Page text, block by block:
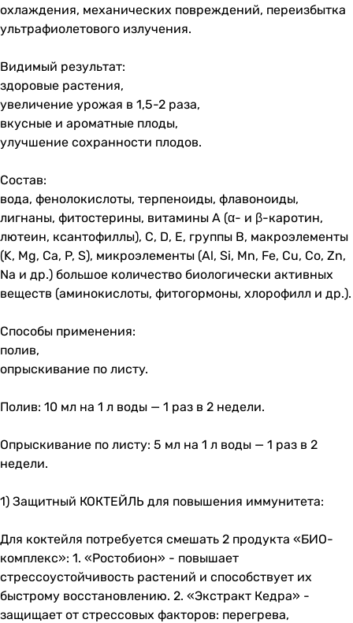
охлаждения, механических повреждений, переизбытка
ультрафиолетового излучения.
Видимый результат:
здоровые растения,
увеличение урожая в 1,5-2 раза,
вкусные и ароматные плоды,
улучшение сохранности плодов.
Состав:
вода, фенолокислоты, терпеноиды, флавоноиды,
лигнаны, фитостерины, витамины A (α- и β-каротин,
лютеин, ксантофиллы), С, D, Е, группы В, макроэлементы
(K, Mg, Ca, P, S), микроэлементы (Al, Si, Mn, Fe, Cu, Co, Zn,
Na и др.) большое количество биологически активных
веществ (аминокислоты, фитогормоны, хлорофилл и др.).
Способы применения:
полив,
опрыскивание по листу.
Полив: 10 мл на 1 л воды — 1 раз в 2 недели.
Опрыскивание по листу: 5 мл на 1 л воды — 1 раз в 2
недели.
1) Защитный КОКТЕЙЛЬ для повышения иммунитета:
Для коктейля потребуется смешать 2 продукта «БИО-
комплекс»: 1. «Ростобион» - повышает
стрессоустойчивость растений и способствует их
быстрому восстановлению. 2. «Экстракт Кедра» -
защищает от стрессовых факторов: перегрева,